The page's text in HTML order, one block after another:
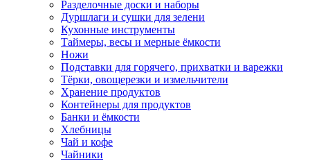
Разделочные доски и наборы
Дуршлаги и сушки для зелени
Кухонные инструменты
Таймеры, весы и мерные ёмкости
Ножи
Подставки для горячего, прихватки и варежки
Тёрки, овощерезки и измельчители
Хранение продуктов
Контейнеры для продуктов
Банки и ёмкости
Хлебницы
Чай и кофе
Чайники